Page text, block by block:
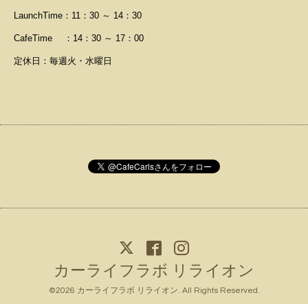
LaunchTime：11：30 ～ 14：30
CafeTime ：14：30 ～ 17：00
定休日：毎週火・水曜日
カーライフラボ リライオン
©2026 カーライフラボ リライオン. All Rights Reserved.